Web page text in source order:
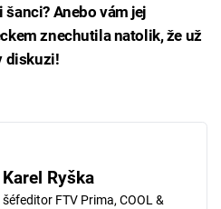
Anebo vám jej
znechutila natolik, že už
diskuzi!
Karel Ryška
šéfeditor FTV Prima, COOL &